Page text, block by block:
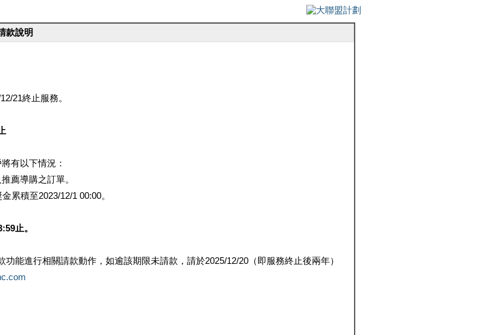
款說明
21終止服務。
有以下情況：
薦導購之訂單。
累積至2023/12/1 00:00。
止。
能進行相關請款動作，如逾該期限未請款，請於2025/12/20（即服務終止後兩年）